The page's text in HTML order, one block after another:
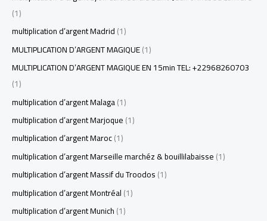
(1)
multiplication d’argent Madrid(1)
MULTIPLICATION D’ARGENT MAGIQUE(1)
MULTIPLICATION D’ARGENT MAGIQUE EN 15min TEL: +22968260703
(1)
multiplication d’argent Malaga(1)
multiplication d’argent Marjoque(1)
multiplication d’argent Maroc(1)
multiplication d’argent Marseille marchéz & bouillilabaisse(1)
multiplication d’argent Massif du Troodos(1)
multiplication d’argent Montréal(1)
multiplication d’argent Munich(1)